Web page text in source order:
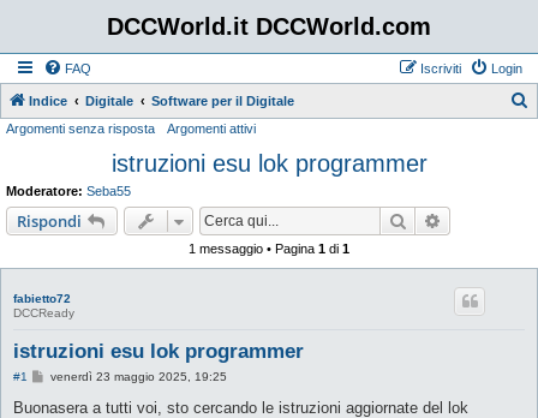
DCCWorld.it DCCWorld.com
FAQ Login
Iscriviti
Indice Digitale Software per il Digitale
Argomenti senza risposta Argomenti attivi
istruzioni esu lok programmer
Moderatore: Seba55
Rispondi Cerca
1 messaggio • Pagina 1 di 1
fabietto72
DCCReady
istruzioni esu lok programmer
#1
M
s
venerdì 23 maggio 2025, 19:25
Buonasera a tutti voi, sto cercando le istruzioni aggiornate del lok